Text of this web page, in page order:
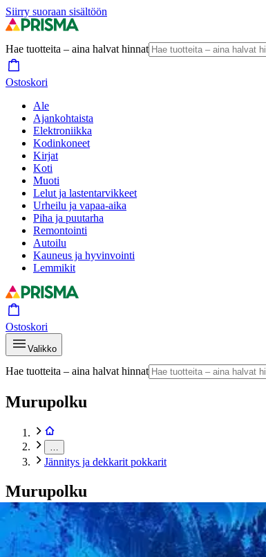
Siirry suoraan sisältöön
Hae tuotteita – aina halvat hinnat
Ostoskori
Ale
Ajankohtaista
Elektroniikka
Kodinkoneet
Kirjat
Koti
Muoti
Lelut ja lastentarvikkeet
Urheilu ja vapaa-aika
Piha ja puutarha
Remontointi
Autoilu
Kauneus ja hyvinvointi
Lemmikit
Ostoskori
Valikko
Hae tuotteita – aina halvat hinnat
Murupolku
Jännitys ja dekkarit pokkarit
Murupolku
Etusivu
Kirjat
Pokkarit